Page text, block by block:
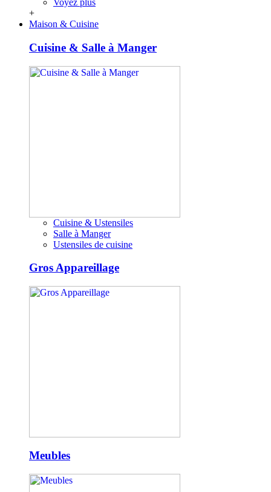
Voyez plus
+
Maison & Cuisine
Cuisine & Salle à Manger
Cuisine & Ustensiles
Salle à Manger
Ustensiles de cuisine
Gros Appareillage
Meubles